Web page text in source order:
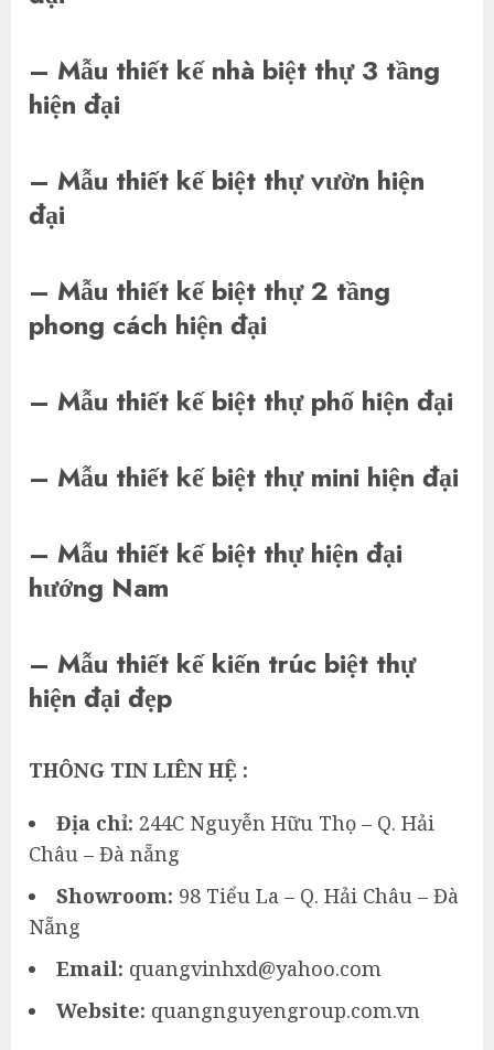
– Mẫu thiết kế nhà biệt thự 3 tầng
hiện đại
– Mẫu thiết kế biệt thự vườn hiện
đại
– Mẫu thiết kế biệt thự 2 tầng
phong cách hiện đại
– Mẫu thiết kế biệt thự phố hiện đại
– Mẫu thiết kế biệt thự mini hiện đại
– Mẫu thiết kế biệt thự hiện đại
hướng Nam
– Mẫu thiết kế kiến trúc biệt thự
hiện đại đẹp
THÔNG TIN LIÊN HỆ :
Địa chỉ: 244C Nguyễn Hữu Thọ – Q. Hải
Châu – Đà nẵng
Showroom: 98 Tiểu La – Q. Hải Châu – Đà
Nẵng
Email: quangvinhxd@yahoo.com
Website: quangnguyengroup.com.vn